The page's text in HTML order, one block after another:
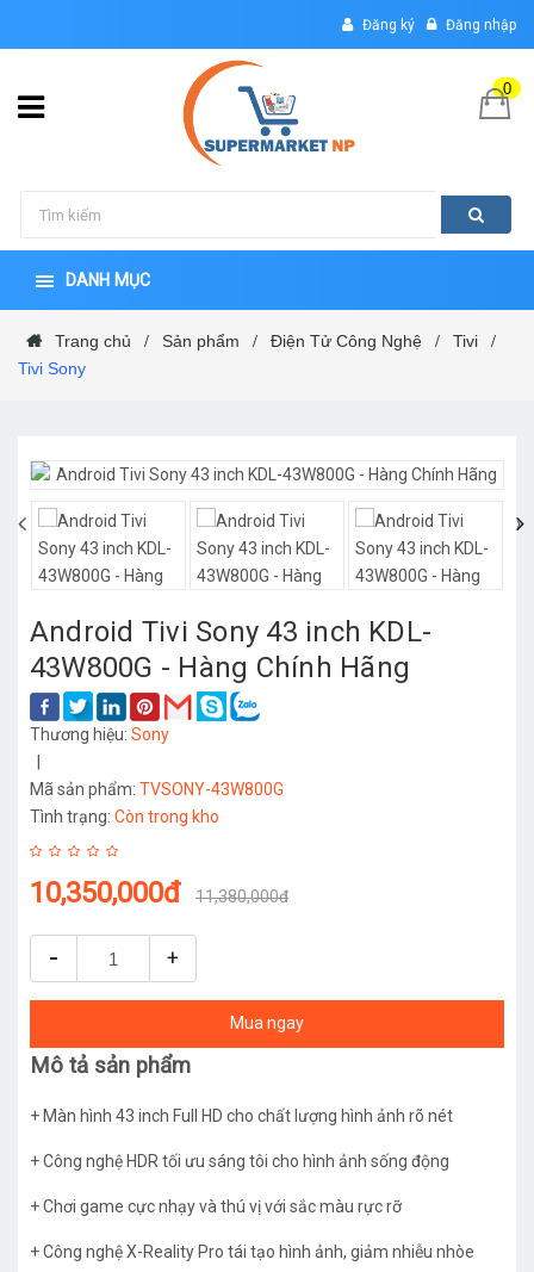
Đăng ký Đăng nhập
0
DANH MỤC
Trang chủ / Sản phẩm / Điện Tử Công Nghệ / Tivi /
Tivi Sony
‹ ›
Android Tivi Sony 43 inch KDL-
43W800G - Hàng Chính Hãng
Thương hiệu: Sony
Mã sản phẩm: TVSONY-43W800G
Tình trạng: Còn trong kho
10,350,000đ 11,380,000đ
- +
Mua ngay
Mô tả sản phẩm
+ Màn hình 43 inch Full HD cho chất lượng hình ảnh rõ nét
+ Công nghệ HDR tối ưu sáng tôi cho hình ảnh sống động
+ Chơi game cực nhạy và thú vị với sắc màu rực rỡ
+ Công nghệ X-Reality Pro tái tạo hình ảnh, giảm nhiễu nhòe